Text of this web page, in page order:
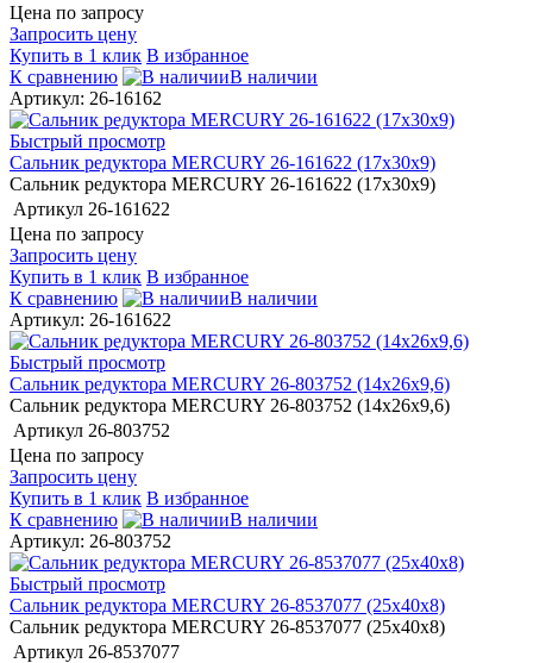
Цена по запросу
Запросить цену
Купить в 1 клик В избранное
К сравнению
В наличии
Артикул: 26-16162
Быстрый просмотр
Сальник редуктора MERCURY 26-161622 (17х30х9)
Сальник редуктора MERCURY 26-161622 (17х30х9)
Артикул 26-161622
Цена по запросу
Запросить цену
Купить в 1 клик В избранное
К сравнению
В наличии
Артикул: 26-161622
Быстрый просмотр
Сальник редуктора MERCURY 26-803752 (14х26х9,6)
Сальник редуктора MERCURY 26-803752 (14х26х9,6)
Артикул 26-803752
Цена по запросу
Запросить цену
Купить в 1 клик В избранное
К сравнению
В наличии
Артикул: 26-803752
Быстрый просмотр
Сальник редуктора MERCURY 26-8537077 (25х40х8)
Сальник редуктора MERCURY 26-8537077 (25х40х8)
Артикул 26-8537077